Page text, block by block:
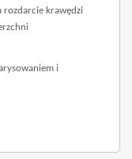
rozdarcie krawędzi
i